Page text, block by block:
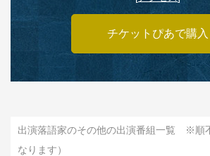
チケットぴあで購入
出演落語家のその他の出演番組一覧 ※順
なります）